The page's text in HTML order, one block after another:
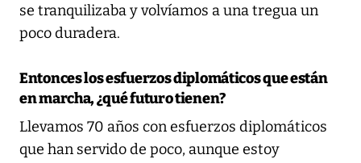
se tranquilizaba y volvíamos a una tregua un
poco duradera.
Entonces los esfuerzos diplomáticos que están
en marcha, ¿qué futuro tienen?
Llevamos 70 años con esfuerzos diplomáticos
que han servido de poco, aunque estoy